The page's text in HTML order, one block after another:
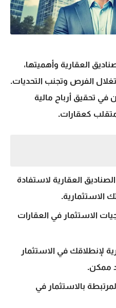
العقارية وأهميتها،
الفرص وتجنب التحديات.
في تحقيق أرباح مالية
كعقارات.
الصناديق العقارية لاستفادة
الاستثمارية.
الاستثمار في العقارات
لإنطلاقك في الاستثمار
ممكن.
بالاستثمار في